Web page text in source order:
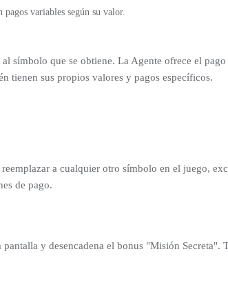
variables según su valor.
símbolo que se obtiene. La Agente ofrece el
tienen sus propios valores y pagos específicos.
a cualquier otro símbolo en el juego,
de pago.
y desencadena el bonus "Misión Secreta".